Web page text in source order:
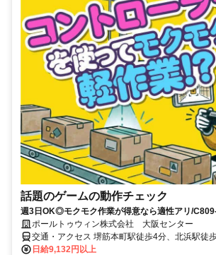
話題のゲームの動作チェック
週3日OK◎モクモク作業が得意なら適性アリ/
ポールトゥウィン株式会社 大阪センター
交通・アクセス 堺筋本町駅徒歩4分、北浜駅徒
日給9,132円以上